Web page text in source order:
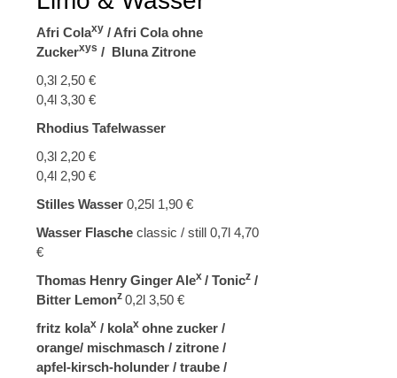
Afri Colaxy / Afri Cola ohne
Zuckerxys / Bluna Zitrone
0,3l 2,50 €
0,4l 3,30 €
Rhodius Tafelwasser
0,3l 2,20 €
0,4l 2,90 €
Stilles Wasser 0,25l 1,90 €
Wasser Flasche classic / still 0,7l 4,70
€
Thomas Henry Ginger Alex / Tonicz /
Bitter Lemonz 0,2l 3,50 €
fritz kolax / kolax ohne zucker /
orange/ mischmasch / zitrone /
apfel-kirsch-holunder / traube /